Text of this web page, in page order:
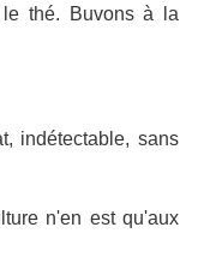
le thé. Buvons à la
indétectable, sans
n'en est qu'aux